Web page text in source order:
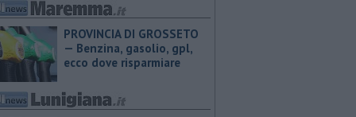
PROVINCIA DI GROSSETO
— ​Benzina, gasolio, gpl,
ecco dove risparmiare